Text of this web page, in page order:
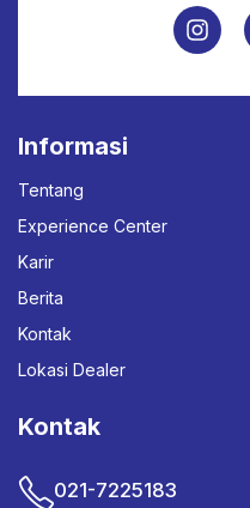
Informasi
Tentang
Experience Center
Karir
Berita
Kontak
Lokasi Dealer
Kontak
021-7225183